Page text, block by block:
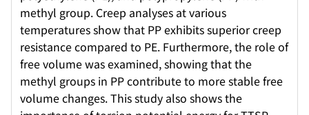
methyl group. Creep analyses at various
temperatures show that PP exhibits superior creep
resistance compared to PE. Furthermore, the role of
free volume was examined, showing that the
methyl groups in PP contribute to more stable free
volume changes. This study also shows the